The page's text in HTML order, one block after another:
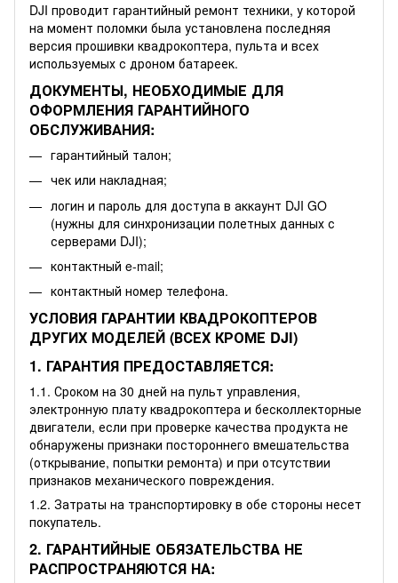
DJI проводит гарантийный ремонт техники, у которой
на момент поломки была установлена последняя
версия прошивки квадрокоптера, пульта и всех
используемых с дроном батареек.
ДОКУМЕНТЫ, НЕОБХОДИМЫЕ ДЛЯ
ОФОРМЛЕНИЯ ГАРАНТИЙНОГО
ОБСЛУЖИВАНИЯ:
гарантийный талон;
чек или накладная;
логин и пароль для доступа в аккаунт DJI GO
(нужны для синхронизации полетных данных с
серверами DJI);
контактный e-mail;
контактный номер телефона.
УСЛОВИЯ ГАРАНТИИ КВАДРОКОПТЕРОВ
ДРУГИХ МОДЕЛЕЙ (ВСЕХ КРОМЕ DJI)
1. ГАРАНТИЯ ПРЕДОСТАВЛЯЕТСЯ:
1.1. Сроком на 30 дней на пульт управления,
электронную плату квадрокоптера и бесколлекторные
двигатели, если при проверке качества продукта не
обнаружены признаки постороннего вмешательства
(открывание, попытки ремонта) и при отсутствии
признаков механического повреждения.
1.2. Затраты на транспортировку в обе стороны несет
покупатель.
2. ГАРАНТИЙНЫЕ ОБЯЗАТЕЛЬСТВА НЕ
РАСПРОСТРАНЯЮТСЯ НА: